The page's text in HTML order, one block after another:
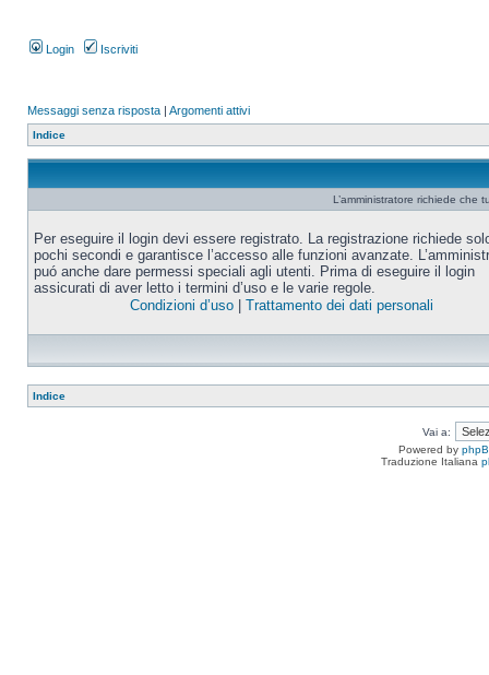
Login Iscriviti
Messaggi senza risposta | Argomenti attivi
Indice
L’amministratore richiede che
Per eseguire il login devi essere registrato. La registrazione richiede
pochi secondi e garantisce l’accesso alle funzioni avanzate.
puó anche dare permessi speciali agli utenti. Prima di eseguire il login
assicurati di aver letto i termini d’uso e le varie regole.
Condizioni d’uso| Trattamento dei dati personali
Indice
Vai a:
Powered by
Traduzione Italiana